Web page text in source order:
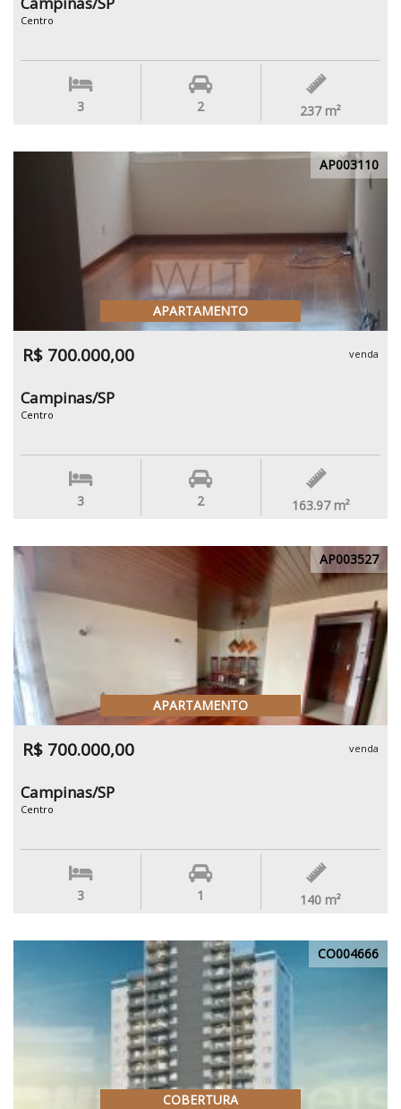
Centro
3 2 237 m²
AP003110
APARTAMENTO
R$ 700.000,00 venda
Campinas/SP
Centro
3 2 163.97 m²
AP003527
APARTAMENTO
R$ 700.000,00 venda
Campinas/SP
Centro
3 1 140 m²
CO004666
COBERTURA